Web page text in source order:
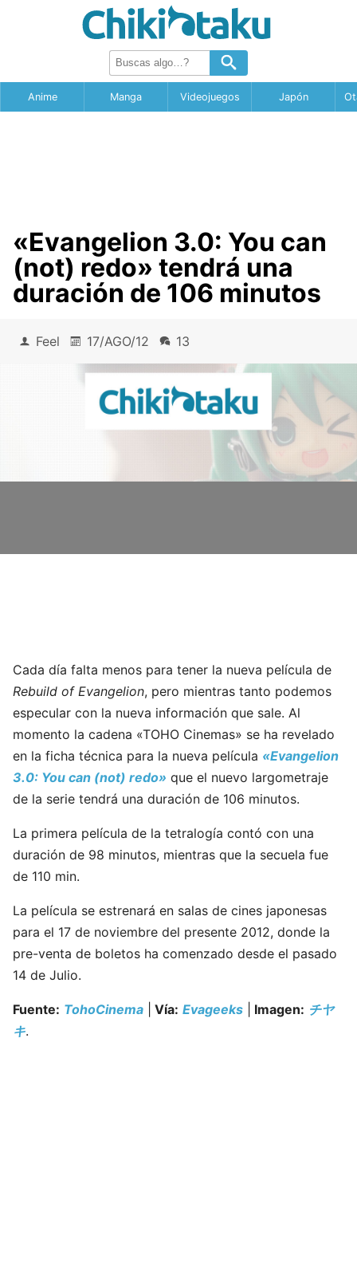
Anime Manga Videojuegos Japón
«Evangelion 3.0: You can
(not) redo» tendrá una
duración de 106 minutos
Feel 17/AGO/12 13
Cada día falta menos para tener la nueva película de
Rebuild of Evangelion, pero mientras tanto podemos
especular con la nueva información que sale. Al
momento la cadena «TOHO Cinemas» se ha revelado
en la ficha técnica para la nueva película «Evangelion
3.0: You can (not) redo» que el nuevo largometraje
de la serie tendrá una duración de 106 minutos.
La primera película de la tetralogía contó con una
duración de 98 minutos, mientras que la secuela fue
de 110 min.
La película se estrenará en salas de cines japonesas
para el 17 de noviembre del presente 2012, donde la
pre-venta de boletos ha comenzado desde el pasado
14 de Julio.
Fuente: TohoCinema Vía: Evageeks Imagen: チヤ
キ.